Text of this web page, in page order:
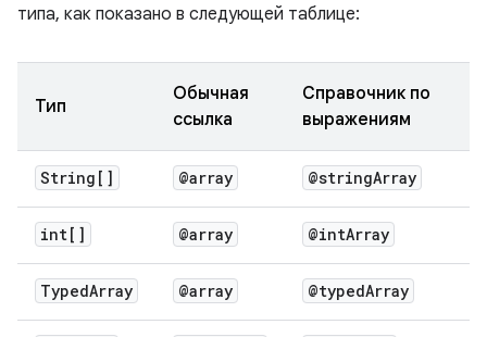
типа, как показано в следующей таблице:
Тип
Обычная
ссылка
Справочник по
выражениям
String[] @array @stringArray
int[] @array @intArray
TypedArray @array @typedArray